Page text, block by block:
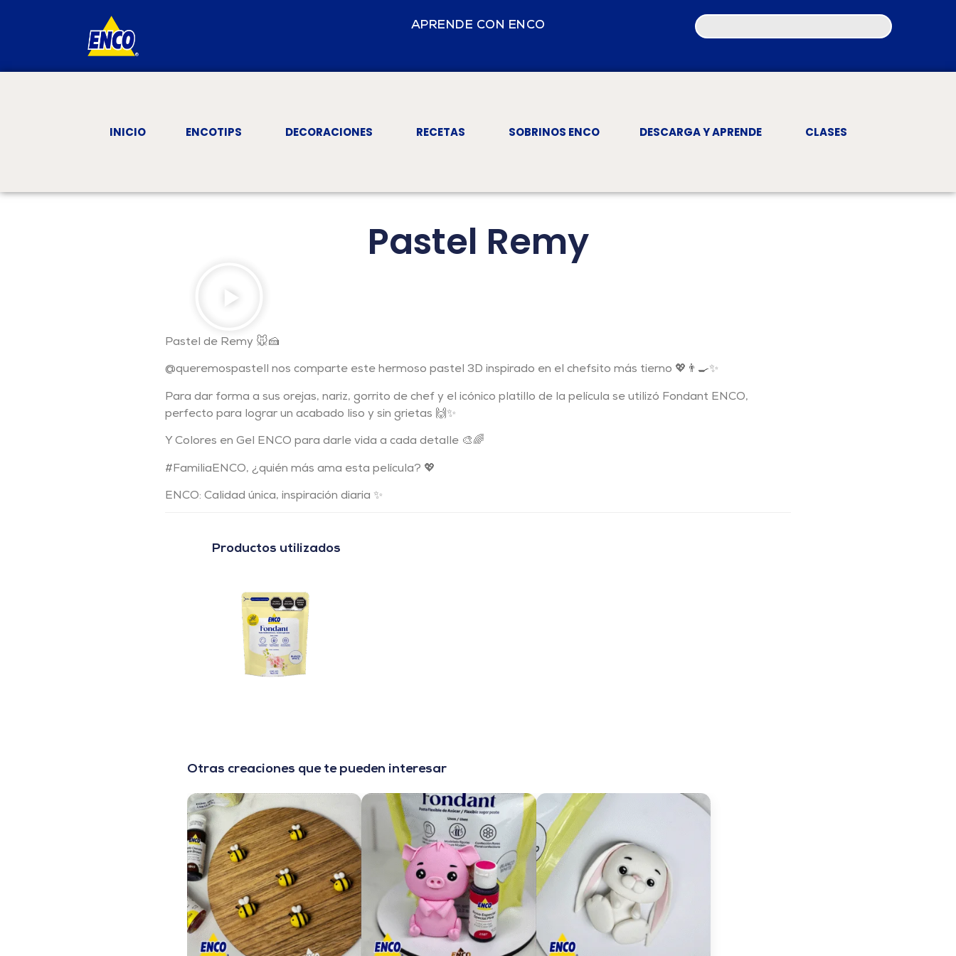
APRENDE CON ENCO
INICIO ENCOTIPS DECORACIONES RECETAS SOBRINOS ENCO DESCARGA Y APRENDE CLASES
Pastel Remy
Pastel de Remy 🐭🍰
@queremospastell nos comparte este hermoso pastel 3D inspirado en el chefsito más tierno 💖👨‍🍳✨
Para dar forma a sus orejas, nariz, gorrito de chef y el icónico platillo de la película se utilizó Fondant ENCO,
perfecto para lograr un acabado liso y sin grietas 🙌✨
Y Colores en Gel ENCO para darle vida a cada detalle 🎨🌈
#FamiliaENCO, ¿quién más ama esta película? 💖
ENCO: Calidad única, inspiración diaria ✨
Productos utilizados
Otras creaciones que te pueden interesar